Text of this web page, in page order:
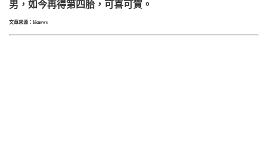
男，如今再得第四胎，可喜可賀。
文章來源： kknews